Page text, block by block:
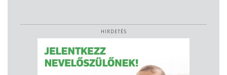
HIRDETÉS